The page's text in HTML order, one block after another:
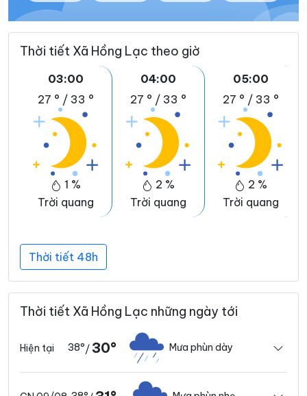
Thời tiết Xã Hồng Lạc theo giờ
03:00
27 ° / 33 °
1 %
Trời quang
04:00
27 ° / 33 °
2 %
Trời quang
05:00
27 ° / 33 °
2 %
Trời quang
Thời tiết 48h
Thời tiết Xã Hồng Lạc những ngày tới
Hiện tại 38°/30° Mưa phùn dày